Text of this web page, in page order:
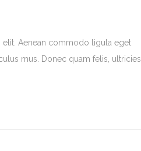
Aenean commodo ligula eget
mus. Donec quam felis, ultricies.